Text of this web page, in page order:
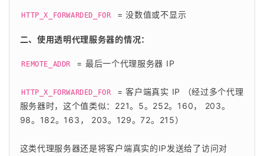
HTTP_X_FORWARDED_FOR = 没数值或不显示
二、使用透明代理服务器的情况：
REMOTE_ADDR = 最后一个代理服务器 IP
HTTP_X_FORWARDED_FOR
= 客户端真实 IP （经过多个代理
服务器时，这个值类似：221。5。252。160， 203。
98。182。163， 203。129。72。215）
这类代理服务器还是将客户端真实的IP发送给了访问对